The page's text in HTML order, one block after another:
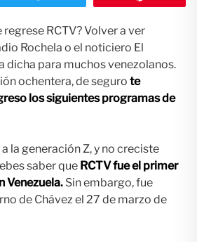
regrese RCTV? Volver a ver
Rochela o el noticiero El
dicha para muchos venezolanos.
ochentera, de seguro te
los siguientes programas de
la generación Z, y no creciste
saber que RCTV fue el primer
Venezuela. Sin embargo, fue
de Chávez el 27 de marzo de